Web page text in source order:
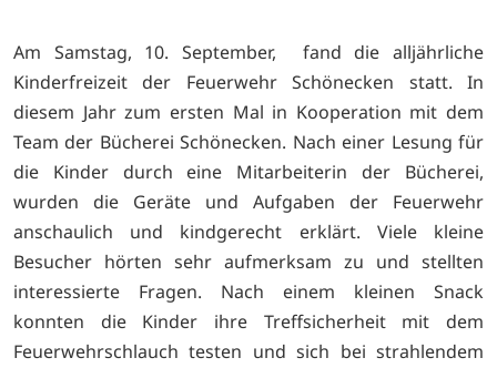
Am Samstag, 10. September, fand die alljährliche
Kinderfreizeit der Feuerwehr Schönecken statt. In
diesem Jahr zum ersten Mal in Kooperation mit dem
Team der Bücherei Schönecken. Nach einer Lesung für
die Kinder durch eine Mitarbeiterin der Bücherei,
wurden die Geräte und Aufgaben der Feuerwehr
anschaulich und kindgerecht erklärt. Viele kleine
Besucher hörten sehr aufmerksam zu und stellten
interessierte Fragen. Nach einem kleinen Snack
konnten die Kinder ihre Treffsicherheit mit dem
Feuerwehrschlauch testen und sich bei strahlendem